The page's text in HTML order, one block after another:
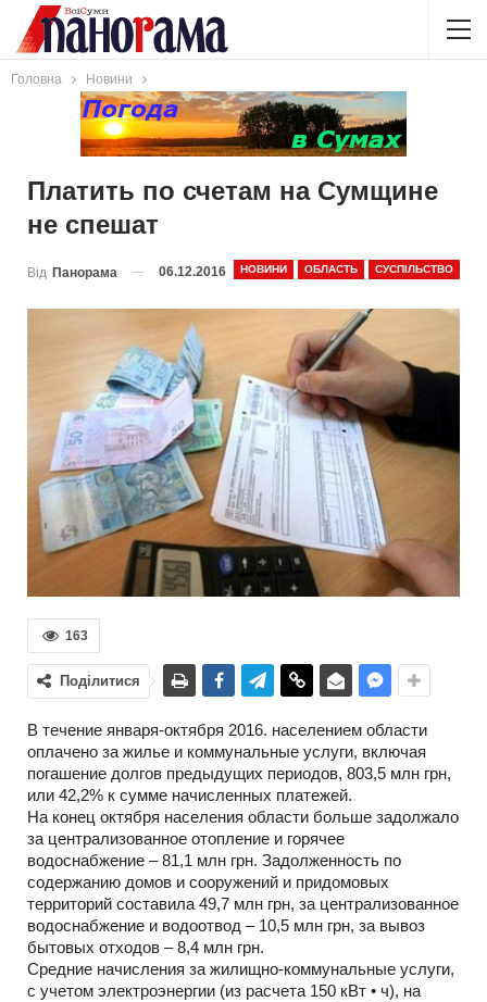
Головна Новини
Платить по счетам на Сумщине
не спешат
НОВИНИ ОБЛАСТЬ СУСПІЛЬСТВО
Від Панорама 06.12.2016
163
Поділитися
В течение января-октября 2016. населением области
оплачено за жилье и коммунальные услуги, включая
погашение долгов предыдущих периодов, 803,5 млн грн,
или 42,2% к сумме начисленных платежей.
На конец октября населения области больше задолжало
за централизованное отопление и горячее
водоснабжение – 81,1 млн грн. Задолженность по
содержанию домов и сооружений и придомовых
территорий составила 49,7 млн грн, за централизованное
водоснабжение и водоотвод – 10,5 млн грн, за вывоз
бытовых отходов – 8,4 млн грн.
Средние начисления за жилищно-коммунальные услуги,
с учетом электроэнергии (из расчета 150 кВт • ч), на